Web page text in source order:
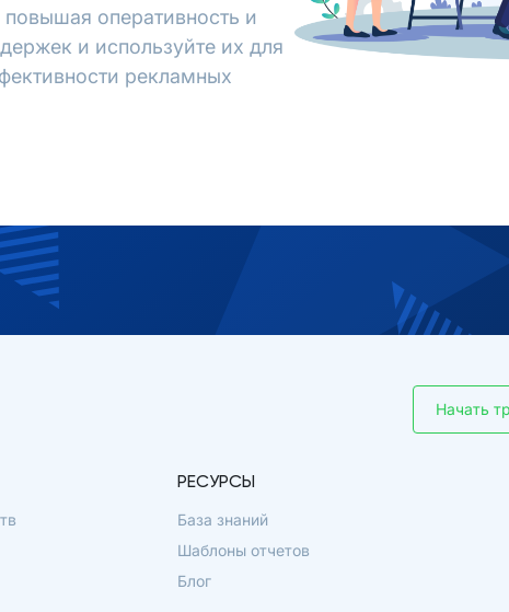
оперативность и
и используйте их для
рекламных
Начать
РЕСУРСЫ
База знаний
Шаблоны отчетов
Блог